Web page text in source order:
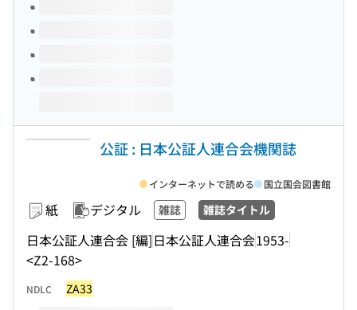
公証 : 日本公証人連合会機関誌
紙 デジタル 雑誌 雑誌タイトル
日本公証人連合会 [編]日本公証人連合会1953-
<Z2-168>
インターネットで読める 国立国会図書館
NDLC ZA33